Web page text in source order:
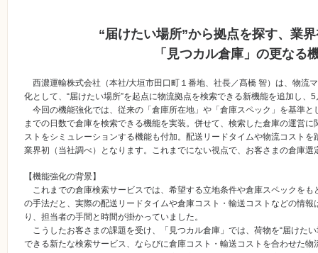
“届けたい場所”から拠点を探す、業
「見つカル倉庫」の更なる
西濃運輸株式会社（本社/大垣市田口町１番地、社長／髙橋 智）は、物流
化として、“届けたい場所”を起点に物流拠点を検索できる新機能を追加し、
今回の機能強化では、従来の「倉庫所在地」や「倉庫スペック」を基準と
までの日数で倉庫を検索できる機能を実装。併せて、検索した倉庫の運営
ストをシミュレーションする機能も付加。配送リードタイムや物流コスト
業界初（当社調べ）となります。これまでにない視点で、お客さまの倉庫選
【機能強化の背景】
これまでの倉庫検索サービスでは、希望する立地条件や倉庫スペックをも
の手法だと、実際の配送リードタイムや倉庫コスト・輸送コストなどの情
り、担当者の手間と時間が掛かっていました。
こうしたお客さまの課題を受け、「見つカル倉庫」では、荷物を“届けた
できる新たな検索サービス、ならびに倉庫コスト・輸送コストを合わせた